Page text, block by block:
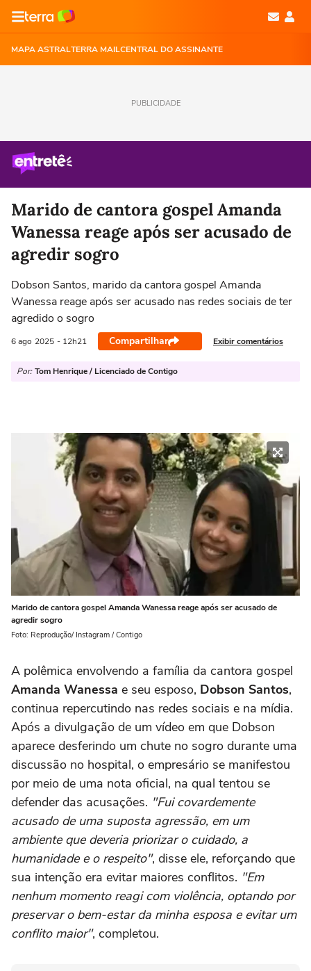
MAPA ASTRALTERRA MAILCENTRAL DO ASSINANTE
PUBLICIDADE
Marido de cantora gospel Amanda
Wanessa reage após ser acusado de
agredir sogro
Dobson Santos, marido da cantora gospel Amanda
Wanessa reage após ser acusado nas redes sociais de ter
agredido o sogro
6 ago 2025 - 12h21 Compartilhar Exibir comentários
Por: Tom Henrique / Licenciado de Contigo
Marido de cantora gospel Amanda Wanessa reage após ser acusado de
agredir sogro
Foto: Reprodução/ Instagram / Contigo
A polêmica envolvendo a família da cantora gospel
Amanda Wanessa e seu esposo, Dobson Santos,
continua repercutindo nas redes sociais e na mídia.
Após a divulgação de um vídeo em que Dobson
aparece desferindo um chute no sogro durante uma
discussão no hospital, o empresário se manifestou
por meio de uma nota oficial, na qual tentou se
defender das acusações. "Fui covardemente
acusado de uma suposta agressão, em um
ambiente que deveria priorizar o cuidado, a
humanidade e o respeito", disse ele, reforçando que
sua intenção era evitar maiores conflitos. "Em
nenhum momento reagi com violência, optando por
preservar o bem-estar da minha esposa e evitar um
conflito maior", completou.